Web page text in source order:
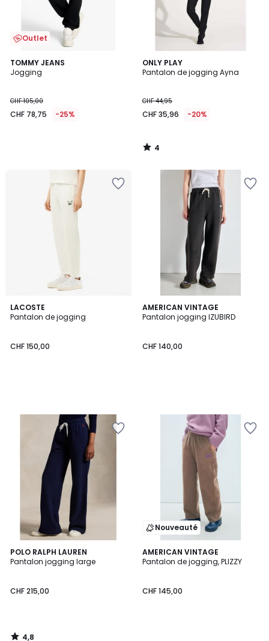
Outlet
TOMMY JEANS
Jogging
CHF 105,00
CHF 78,75 -25%
ONLY PLAY
Pantalon de jogging Ayna
CHF 44,95
CHF 35,96 -20%
4
/
4
/
LACOSTE
Pantalon de jogging
CHF 150,00
AMERICAN VINTAGE
Pantalon jogging IZUBIRD
CHF 140,00
POLO RALPH LAUREN
Pantalon jogging large
CHF 215,00
4,8
/ 5
4,8
Nouveauté
AMERICAN VINTAGE
Pantalon de jogging, PLIZZY
CHF 145,00